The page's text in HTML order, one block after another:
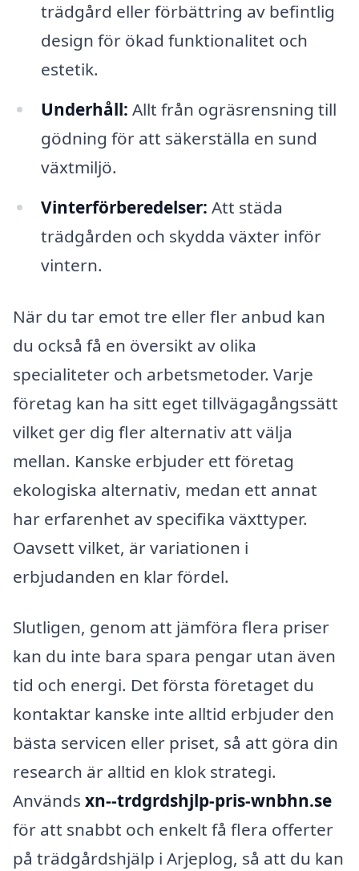
trädgård eller förbättring av befintlig
design för ökad funktionalitet och
estetik.
Underhåll: Allt från ogräsrensning till
gödning för att säkerställa en sund
växtmiljö.
Vinterförberedelser: Att städa
trädgården och skydda växter inför
vintern.
När du tar emot tre eller fler anbud kan
du också få en översikt av olika
specialiteter och arbetsmetoder. Varje
företag kan ha sitt eget tillvägagångssätt
vilket ger dig fler alternativ att välja
mellan. Kanske erbjuder ett företag
ekologiska alternativ, medan ett annat
har erfarenhet av specifika växttyper.
Oavsett vilket, är variationen i
erbjudanden en klar fördel.
Slutligen, genom att jämföra flera priser
kan du inte bara spara pengar utan även
tid och energi. Det första företaget du
kontaktar kanske inte alltid erbjuder den
bästa servicen eller priset, så att göra din
research är alltid en klok strategi.
Används xn--trdgrdshjlp-pris-wnbhn.se
för att snabbt och enkelt få flera offerter
på trädgårdshjälp i Arjeplog, så att du kan